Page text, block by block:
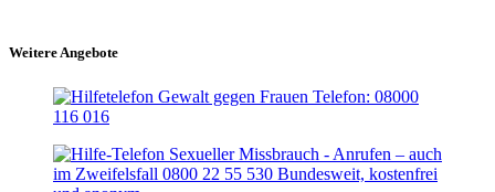
Weitere Angebote